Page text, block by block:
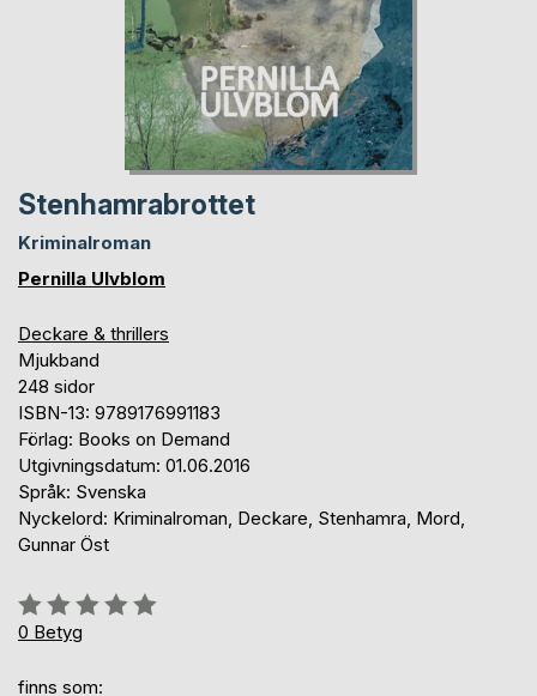
Stenhamrabrottet
Kriminalroman
Pernilla Ulvblom
Deckare & thrillers
Mjukband
248 sidor
ISBN-13: 9789176991183
Förlag: Books on Demand
Utgivningsdatum: 01.06.2016
Språk: Svenska
Nyckelord: Kriminalroman, Deckare, Stenhamra, Mord,
Gunnar Öst
Betyg::
0%
0 Betyg
finns som: